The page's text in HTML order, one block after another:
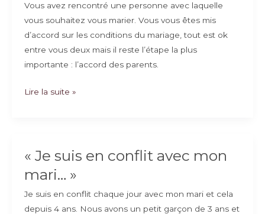
Vous avez rencontré une personne avec laquelle
vous souhaitez vous marier. Vous vous êtes mis
d’accord sur les conditions du mariage, tout est ok
entre vous deux mais il reste l’étape la plus
importante : l’accord des parents.
« Ils
Lire la suite »
« Je suis en conflit avec mon
mari… »
Je suis en conflit chaque jour avec mon mari et cela
depuis 4 ans. Nous avons un petit garçon de 3 ans et